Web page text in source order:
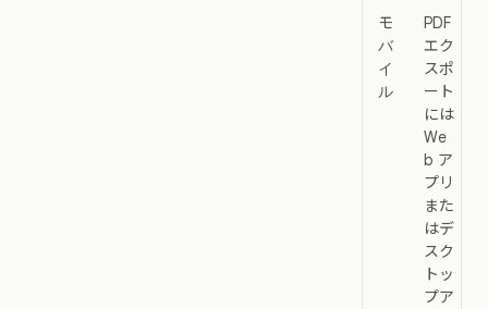
モ
バ
イ
ル
PDF
エク
スポ
ート
には
We
b ア
プリ
また
はデ
スク
トッ
プア